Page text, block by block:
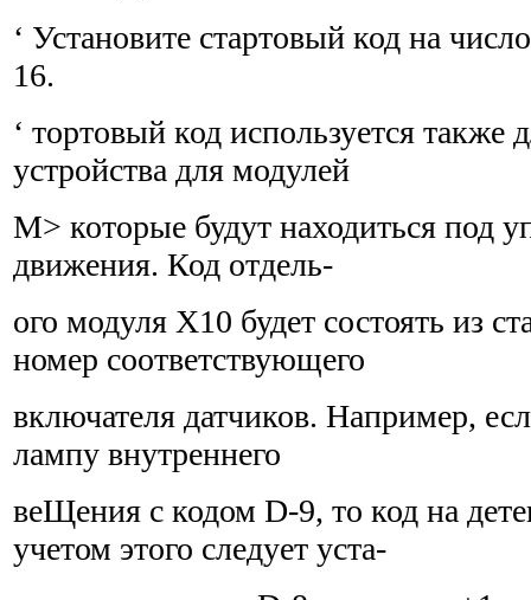
‘ Установите стартовый код на
16.
‘ тортовый код используется также
устройства для модулей
М> которые будут находиться под
движения. Код отдель-
ого модуля Х10 будет состоять из
номер соответствующего
включателя датчиков. Например,
лампу внутреннего
веЩения с кодом D-9, то код на
учетом этого следует уста-